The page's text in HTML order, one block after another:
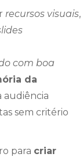
recursos visuais,
com boa
da
audiência
sem critério
para criar